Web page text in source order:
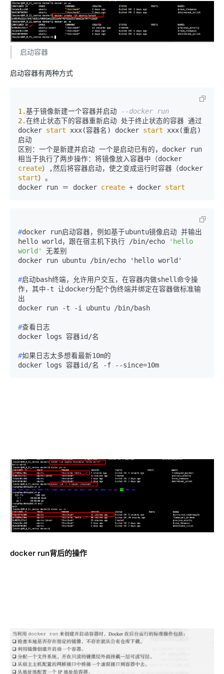
启动容器
启动容器有两种方式
1.基于镜像新建一个容器并启动
--docker run
2.在终止状态下的容器重新启动 处于终止状态的容器 通过
docker start xxx(容器名) docker start xxx(重启)
启动
区别：一个是新建并启动 一个是启动已有的，docker run
create
start）。
docker run ＝ docker create + docker start
#docker run启动容器，例如基于ubuntu镜像启动 并输出
hello world，跟在宿主机下执行 /bin/echo
'hello
world'
无差别
#启动bash终端，允许用户交互，在容器内做shell命令操
作，其中-t 让docker分配个伪终端并绑定在容器做标准输
出
#查看日志
#如果日志太多想看最新10m的
docker run背后的操作